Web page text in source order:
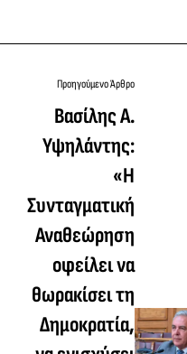
Προηγούμενο Άρθρο
Βασίλης Α.
Υψηλάντης:
«Η
Συνταγματική
Αναθεώρηση
οφείλει να
θωρακίσει τη
Δημοκρατία,